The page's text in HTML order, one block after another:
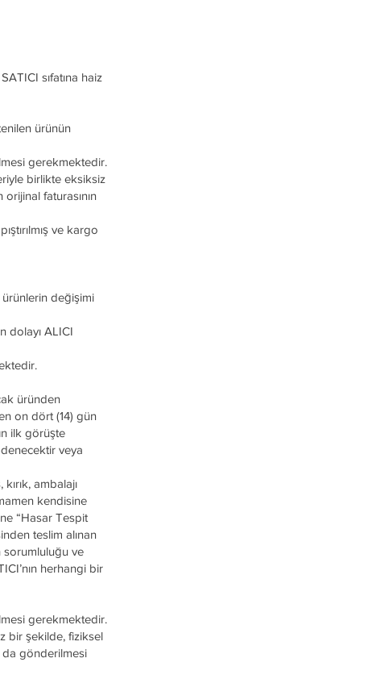
sıfatına haiz
ürünün
gerekmektedir.
birlikte eksiksiz
faturasının
ve kargo
ürünlerin değişimi
dolayı ALICI
üründen
on dört (14) gün
ilk görüşte
veya
ambalajı
kendisine
“Hasar Tespit
teslim alınan
sorumluluğu ve
herhangi bir
gerekmektedir.
bir şekilde, fiziksel
da gönderilmesi